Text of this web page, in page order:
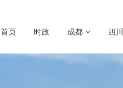
首页 时政 成都 四川